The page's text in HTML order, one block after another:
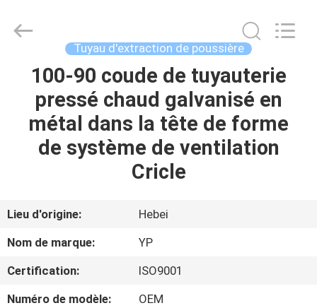
MAISON
À
PROPOS
DE
WOODOO
TRADE
Tuyau d'extraction de poussière
100-90 coude de tuyauterie
pressé chaud galvanisé en
métal dans la tête de forme
de système de ventilation
Cricle
Lieu d'origine:
Hebei
Nom de marque:
YP
Certification:
ISO9001
Numéro de modèle:
OEM